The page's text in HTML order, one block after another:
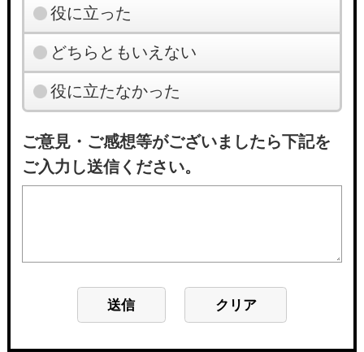
役に立った
どちらともいえない
役に立たなかった
ご意見・ご感想等がございましたら下記を
ご入力し送信ください。